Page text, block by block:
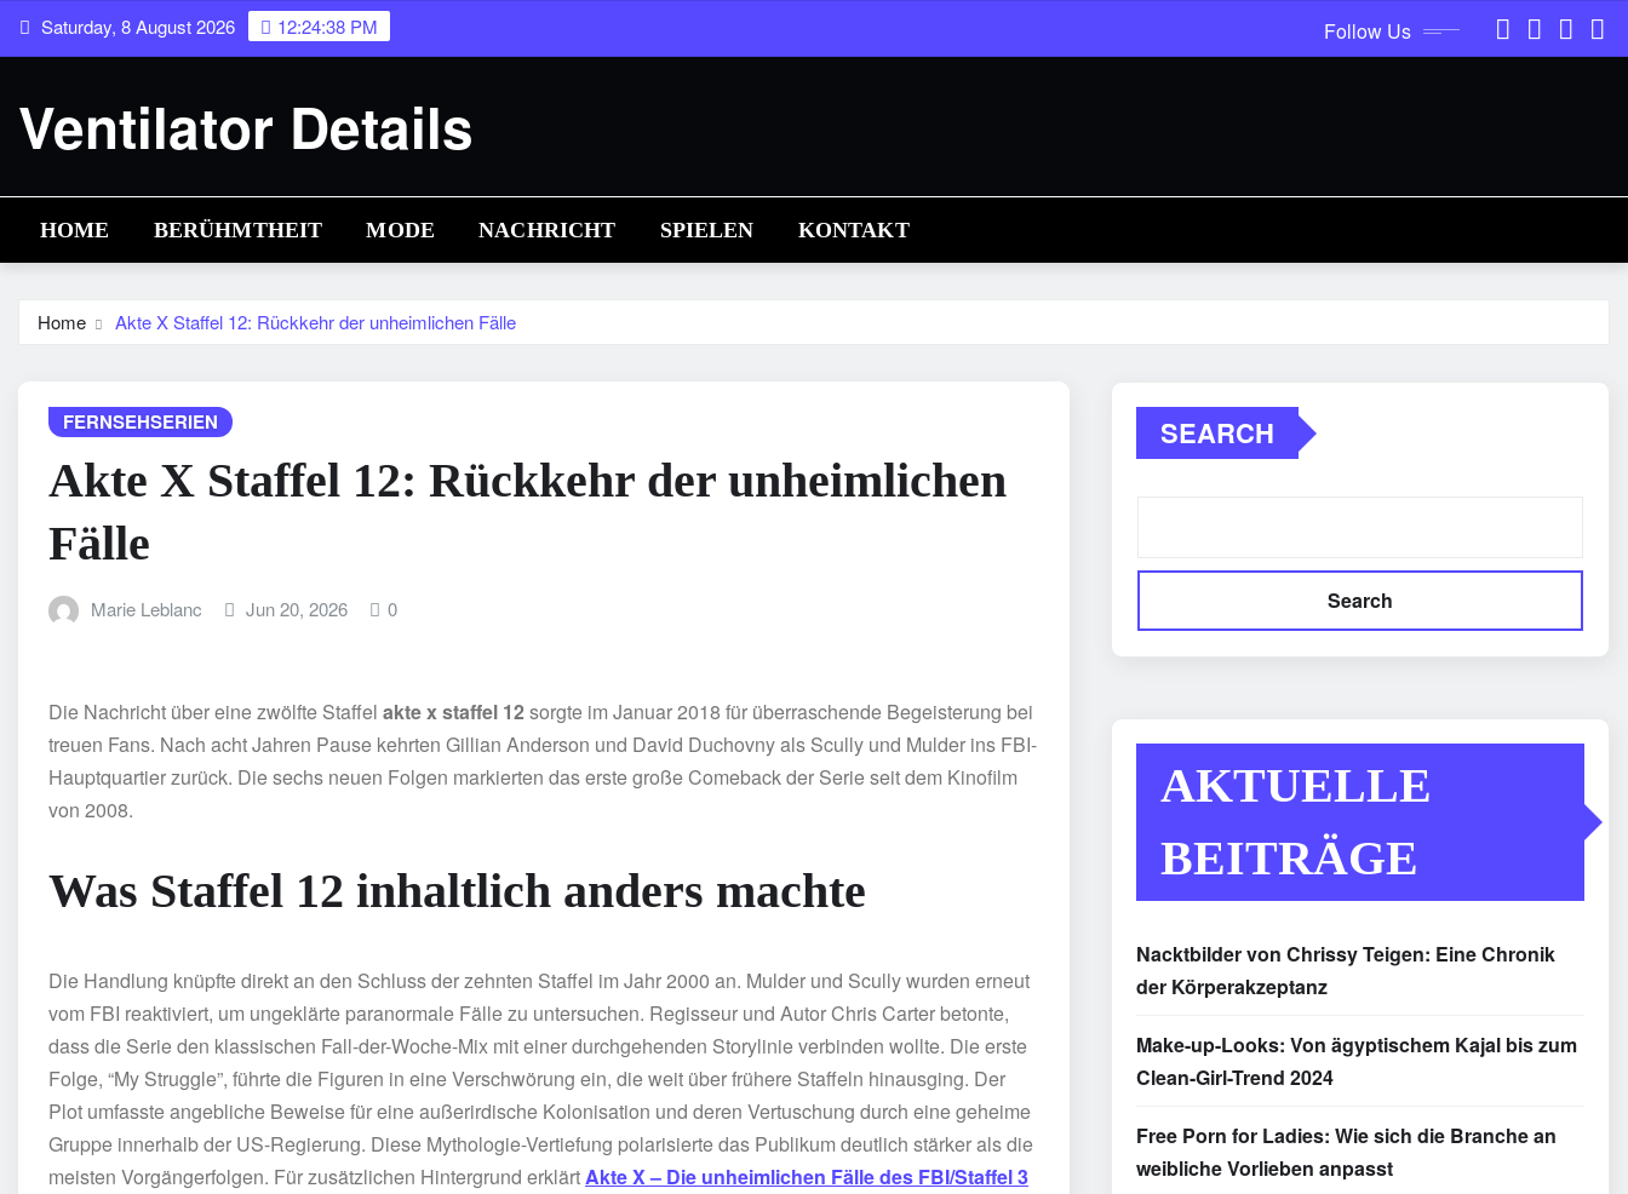
Skip Saturday, 8 August 2026 12:24:39 PM Follow Us
Ventilator Details
HOME BERÜHMTHEIT MODE NACHRICHT SPIELEN KONTAKT
Home Akte X Staffel 12: Rückkehr der unheimlichen Fälle
FERNSEHSERIEN
Akte X Staffel 12: Rückkehr der unheimlichen
Fälle
Marie Leblanc Jun 20, 2026 0
Die Nachricht über eine zwölfte Staffel akte x staffel 12sorgte im Januar 2018 für überraschende Begeisterung bei
treuen Fans. Nach acht Jahren Pause kehrten Gillian Anderson und David Duchovny als Scully und Mulder ins FBI-
Hauptquartier zurück. Die sechs neuen Folgen markierten das erste große Comeback der Serie seit dem Kinofilm
von 2008.
Was Staffel 12 inhaltlich anders machte
Die Handlung knüpfte direkt an den Schluss der zehnten Staffel im Jahr 2000 an. Mulder und Scully wurden erneut
vom FBI reaktiviert, um ungeklärte paranormale Fälle zu untersuchen. Regisseur und Autor Chris Carter betonte,
dass die Serie den klassischen Fall-der-Woche-Mix mit einer durchgehenden Storylinie verbinden wollte. Die erste
Folge, “My Struggle”, führte die Figuren in eine Verschwörung ein, die weit über frühere Staffeln hinausging. Der
Plot umfasste angebliche Beweise für eine außerirdische Kolonisation und deren Vertuschung durch eine geheime
Gruppe innerhalb der US-Regierung. Diese Mythologie-Vertiefung polarisierte das Publikum deutlich stärker als die
meisten Vorgängerfolgen. Für zusätzlichen Hintergrund erklärtAkte X – Die unheimlichen Fälle des FBI/Staffel 3
SEARCH
Search
AKTUELLE
BEITRÄGE
Nacktbilder von Chrissy Teigen: Eine Chronik
der Körperakzeptanz
Make-up-Looks: Von ägyptischem Kajal bis zum
Clean-Girl-Trend 2024
Free Porn for Ladies: Wie sich die Branche an
weibliche Vorlieben anpasst